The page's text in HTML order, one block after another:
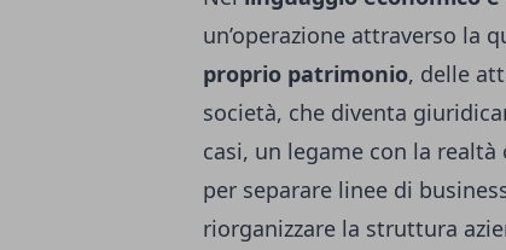
un’operazione attraverso la
proprio patrimonio, delle
società, che diventa
casi, un legame con la
per separare linee di
riorganizzare la struttura